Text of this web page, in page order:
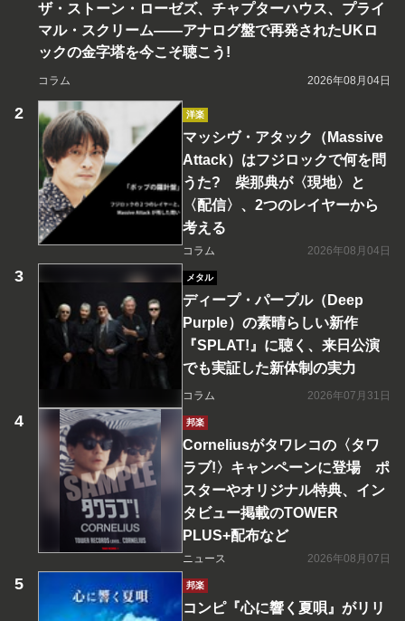
ザ・ストーン・ローゼズ、チャプターハウス、プライ
マル・スクリーム――アナログ盤で再発されたUKロ
ックの金字塔を今こそ聴こう!
コラム 2026年08月04日
洋楽
マッシヴ・アタック（Massive
Attack）はフジロックで何を問
うた? 柴那典が〈現地〉と
〈配信〉、2つのレイヤーから
考える
コラム 2026年08月04日
メタル
ディープ・パープル（Deep
Purple）の素晴らしい新作
『SPLAT!』に聴く、来日公演
でも実証した新体制の実力
コラム 2026年07月31日
邦楽
Corneliusがタワレコの〈タワ
ラブ!〉キャンペーンに登場 ポ
スターやオリジナル特典、イン
タビュー掲載のTOWER
PLUS+配布など
ニュース 2026年08月07日
邦楽
コンピ『心に響く夏唄』がリリ